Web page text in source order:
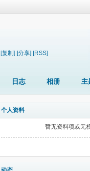
[复制] [分享] [RSS]
日志 相册 主
个人资料
暂无资料项或无